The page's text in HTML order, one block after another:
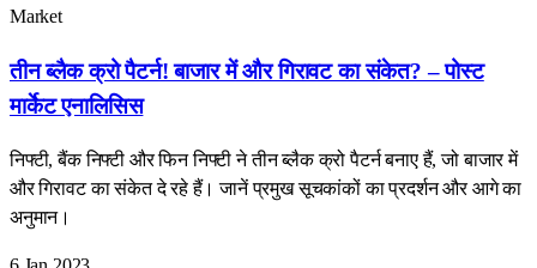
Market
तीन ब्लैक क्रो पैटर्न! बाजार में और गिरावट का संकेत? – पोस्ट
मार्केट एनालिसिस
निफ्टी, बैंक निफ्टी और फिन निफ्टी ने तीन ब्लैक क्रो पैटर्न बनाए हैं, जो बाजार में
और गिरावट का संकेत दे रहे हैं। जानें प्रमुख सूचकांकों का प्रदर्शन और आगे का
अनुमान।